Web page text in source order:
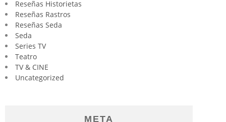
Reseñas Historietas
Reseñas Rastros
Reseñas Seda
Seda
Series TV
Teatro
TV & CINE
Uncategorized
META